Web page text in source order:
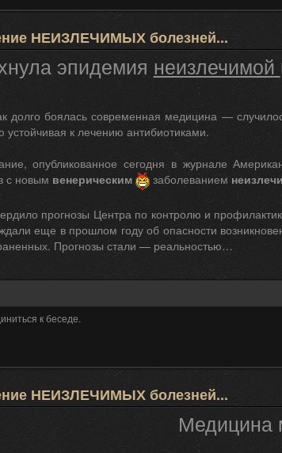
НЕИЗЛЕЧИМЫХ болезней...
эпидемия неизлечимой
долго боялась современная медицина —
устойчивая к лечению антибиотиками.
опубликованное сегодня в журнале
с новым венерическим заболеванием
прогнозы Центра по контролю и
еще в прошлом году об опасности
Прогнозы стали — реальностью…
к беседе.
НЕИЗЛЕЧИМЫХ болезней...
Медицина